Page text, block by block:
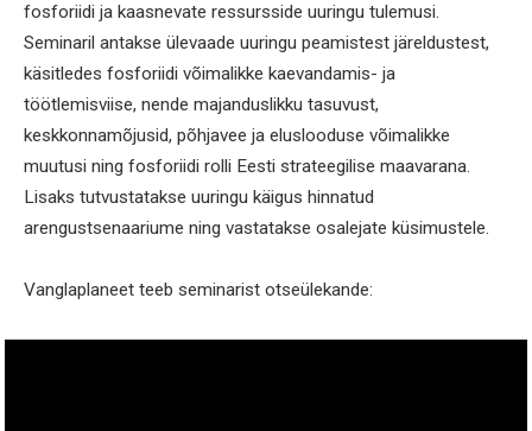
fosforiidi ja kaasnevate ressursside uuringu tulemusi.
Seminaril antakse ülevaade uuringu peamistest järeldustest,
käsitledes fosforiidi võimalikke kaevandamis- ja
töötlemisviise, nende majanduslikku tasuvust,
keskkonnamõjusid, põhjavee ja eluslooduse võimalikke
muutusi ning fosforiidi rolli Eesti strateegilise maavarana.
Lisaks tutvustatakse uuringu käigus hinnatud
arengustsenaariume ning vastatakse osalejate küsimustele.
Vanglaplaneet teeb seminarist otseülekande: